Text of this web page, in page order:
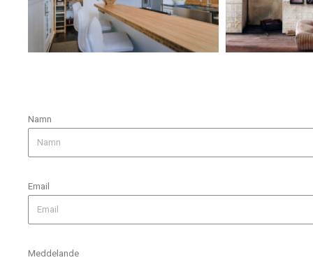
Namn
Email
Meddelande